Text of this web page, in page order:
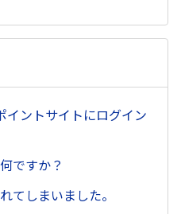
イントサイトにログイン
ですか？
てしまいました。